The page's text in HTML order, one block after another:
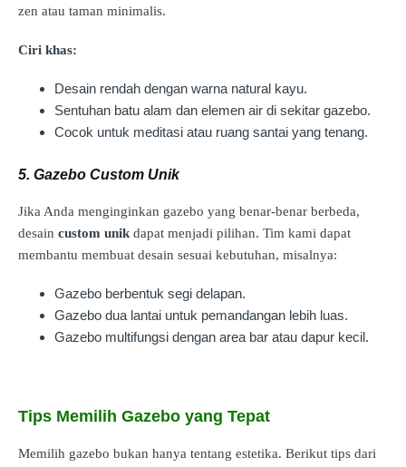
zen atau taman minimalis.
Ciri khas:
Desain rendah dengan warna natural kayu.
Sentuhan batu alam dan elemen air di sekitar gazebo.
Cocok untuk meditasi atau ruang santai yang tenang.
5. Gazebo Custom Unik
Jika Anda menginginkan gazebo yang benar-benar berbeda,
desain custom unik dapat menjadi pilihan. Tim kami dapat
membantu membuat desain sesuai kebutuhan, misalnya:
Gazebo berbentuk segi delapan.
Gazebo dua lantai untuk pemandangan lebih luas.
Gazebo multifungsi dengan area bar atau dapur kecil.
Tips Memilih Gazebo yang Tepat
Memilih gazebo bukan hanya tentang estetika. Berikut tips dari